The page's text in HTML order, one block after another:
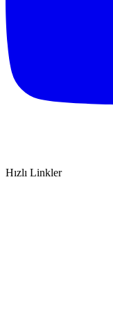
Hızlı Linkler